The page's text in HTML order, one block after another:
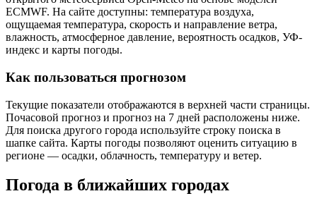
ECMWF. На сайте доступны: температура воздуха,
ощущаемая температура, скорость и направление ветра,
влажность, атмосферное давление, вероятность осадков, УФ-
индекс и карты погоды.
Как пользоваться прогнозом
Текущие показатели отображаются в верхней части страницы.
Почасовой прогноз и прогноз на 7 дней расположены ниже.
Для поиска другого города используйте строку поиска в
шапке сайта. Карты погоды позволяют оценить ситуацию в
регионе — осадки, облачность, температуру и ветер.
Погода в ближайших городах